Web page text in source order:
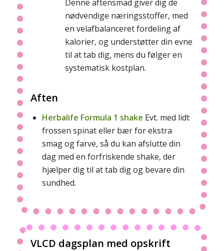
Denne aftensmad giver dig de
nødvendige næringsstoffer, med
en velafbalanceret fordeling af
kalorier, og understøtter din evne
til at tab dig, mens du følger en
systematisk kostplan.
Aften
Herbalife Formula 1 shake Evt. med lidt
frossen spinat eller bær for ekstra
smag og farve, så du kan afslutte din
dag med en forfriskende shake, der
hjælper dig til at tab dig og bevare din
sundhed.
VLCD dagsplan med opskrift